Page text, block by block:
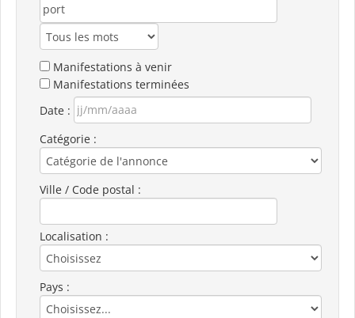
Manifestations à venir
Manifestations terminées
Date :
Catégorie :
Ville / Code postal :
Localisation :
Pays :